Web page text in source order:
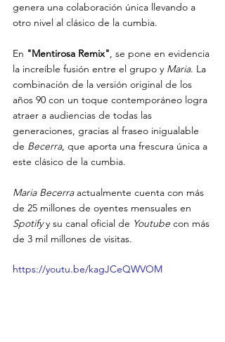
genera una colaboración única llevando a
otro nivel al clásico de la cumbia.
En "Mentirosa Remix", se pone en evidencia
la increíble fusión entre el grupo y Maria. La
combinación de la versión original de los
años 90 con un toque contemporáneo logra
atraer a audiencias de todas las
generaciones, gracias al fraseo inigualable
de Becerra, que aporta una frescura única a
este clásico de la cumbia.
Maria Becerra actualmente cuenta con más
de 25 millones de oyentes mensuales en
Spotify y su canal oficial de Youtube con más
de 3 mil millones de visitas.
https://youtu.be/kagJCeQWVOM